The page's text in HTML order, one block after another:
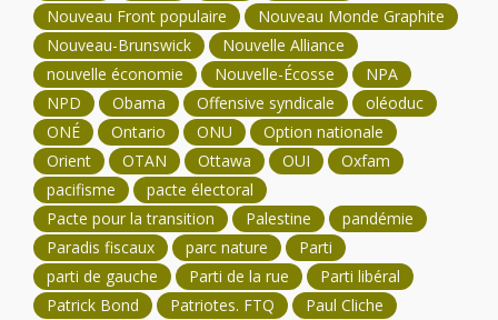
Nouveau Front populaire
Nouveau Monde Graphite
Nouveau-Brunswick
Nouvelle Alliance
nouvelle économie
Nouvelle-Écosse
NPA
NPD
Obama Offensive syndicale
oléoduc
ONÉ
Ontario ONU
Option nationale
Orient
OTAN Ottawa OUI
Oxfam
pacifisme
pacte électoral
Pacte pour la transition
Palestine
pandémie
Paradis fiscaux
parc nature
Parti
parti de gauche
Parti de la rue
Parti libéral
Patrick Bond
Patriotes. FTQ
Paul Cliche